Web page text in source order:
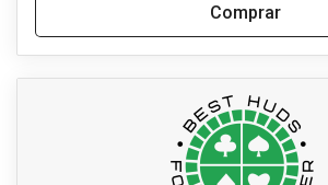
Comprar